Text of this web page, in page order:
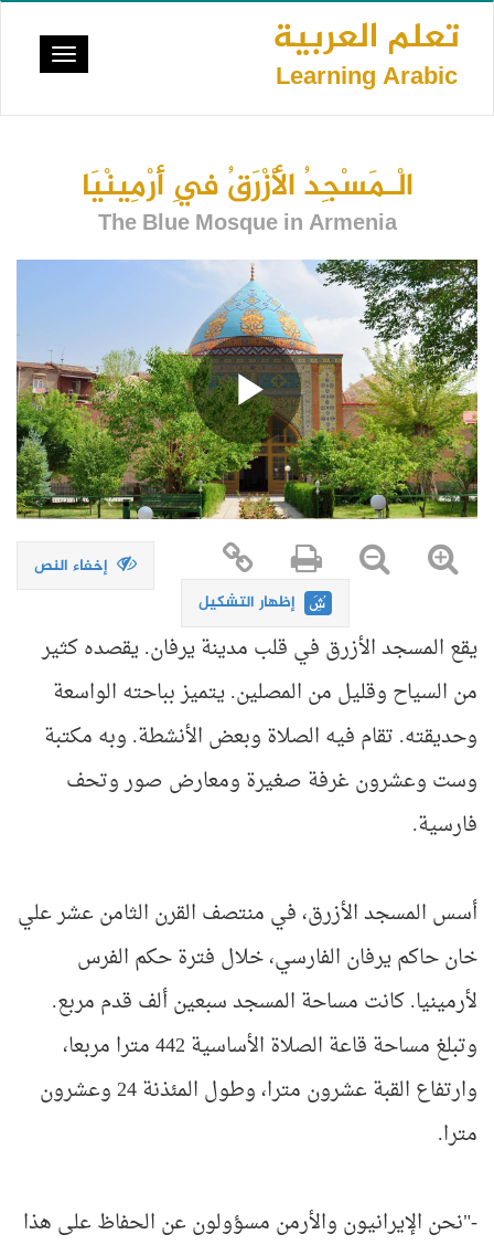
تجاوز
المحتوى
الرئيسي
تعلم العربية
Learning Arabic
Toggle
الْـمَسْجِدُ الْأَزْرَقُ فِي أَرْمِينْيَا
The Blue Mosque in Armenia
إخفاء النص
إظهار التشكيل
يقع المسجد الأزرق في قلب مدينة يرفان. يقصده كثير
من السياح وقليل من المصلين. يتميز بباحته الواسعة
وحديقته. تقام فيه الصلاة وبعض الأنشطة. وبه مكتبة
وست وعشرون غرفة صغيرة ومعارض صور وتحف
فارسية.
أسس المسجد الأزرق، في منتصف القرن الثامن عشر علي
خان حاكم يرفان الفارسي، خلال فترة حكم الفرس
لأرمينيا. كانت مساحة المسجد سبعين ألف قدم مربع.
وتبلغ مساحة قاعة الصلاة الأساسية 442 مترا مربعا،
وارتفاع القبة عشرون مترا، وطول المئذنة 24 وعشرون
مترا.
-"نحن الإيرانيون والأرمن مسؤولون عن الحفاظ على هذا